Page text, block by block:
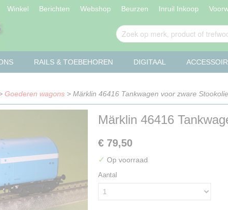
Winkel Berichten Webshop Beurzen Inruil Inkoop
RAILS & TOEBEHOREN DIGITAAL
Goederen wagons > Märklin 46416 Tankwagen voor zware Stookolie
Märklin 46416
€ 79,50
✓ Op voorraad
Aantal